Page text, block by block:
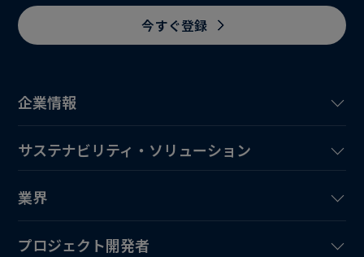
企業情報
サステナビリティ・ソリューション
業界
プロジェクト開発者
今すぐ登録